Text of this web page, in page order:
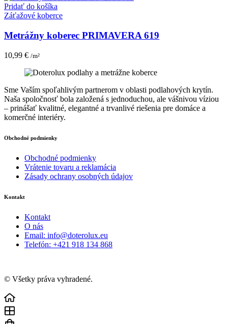
Pridať do košíka
Záťažové koberce
Metrážny koberec PRIMAVERA 619
10,99 € /m²
Sme Vaším spoľahlivým partnerom v oblasti podlahových krytín.
Naša spoločnosť bola založená s jednoduchou, ale vášnivou víziou
– prinášať kvalitné, elegantné a trvanlivé riešenia pre domáce a
komerčné interiéry.
Obchodné podmienky
Obchodné podmienky
Vrátenie tovaru a reklamácia
Zásady ochrany osobných údajov
Kontakt
Kontakt
O nás
Email: info@doterolux.eu
Telefón: +421 918 134 868
© Všetky práva vyhradené.